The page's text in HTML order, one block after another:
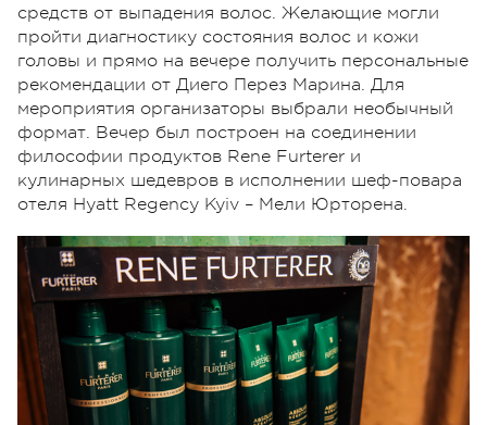
средств от выпадения волос. Желающие могли
пройти диагностику состояния волос и кожи
головы и прямо на вечере получить персональные
рекомендации от Диего Перез Марина. Для
мероприятия организаторы выбрали необычный
формат. Вечер был построен на соединении
философии продуктов Rene Furterer и
кулинарных шедевров в исполнении шеф-повара
отеля Hyatt Regency Kyiv – Мели Юрторена.